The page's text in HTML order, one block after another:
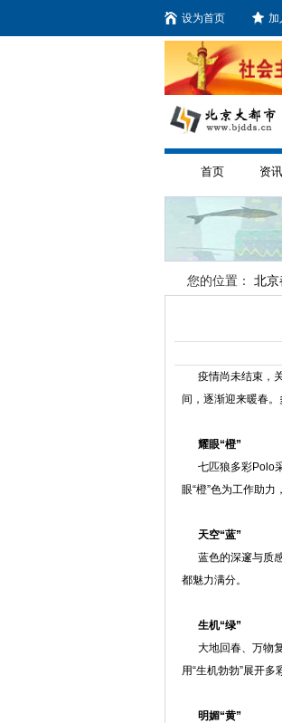
设为首页 加
首页 资讯
您的位置： 北京
疫情尚未结束，关
间，逐渐迎来暖春。
耀眼“橙”
七匹狼多彩Polo采
眼“橙”色为工作助力
天空“蓝”
蓝色的深邃与质感
都魅力满分。
生机“绿”
大地回春、万物复
用“生机勃勃”展开多
明媚“黄”